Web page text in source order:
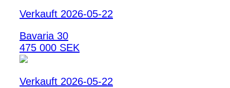
Verkauft 2026-05-22
Bavaria 30
475 000 SEK
Verkauft 2026-05-22